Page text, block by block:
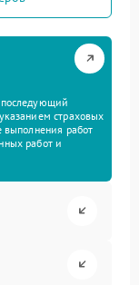
последующий
страховых
выполнения работ
работ и